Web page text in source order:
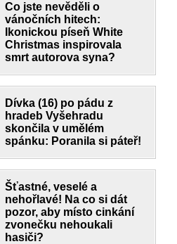
Co jste nevěděli o
vánočních hitech:
Ikonickou píseň White
Christmas inspirovala
smrt autorova syna?
Dívka (16) po pádu z
hradeb Vyšehradu
skončila v umělém
spánku: Poranila si páteř!
Šťastné, veselé a
nehořlavé! Na co si dát
pozor, aby místo cinkání
zvonečku nehoukali
hasiči?